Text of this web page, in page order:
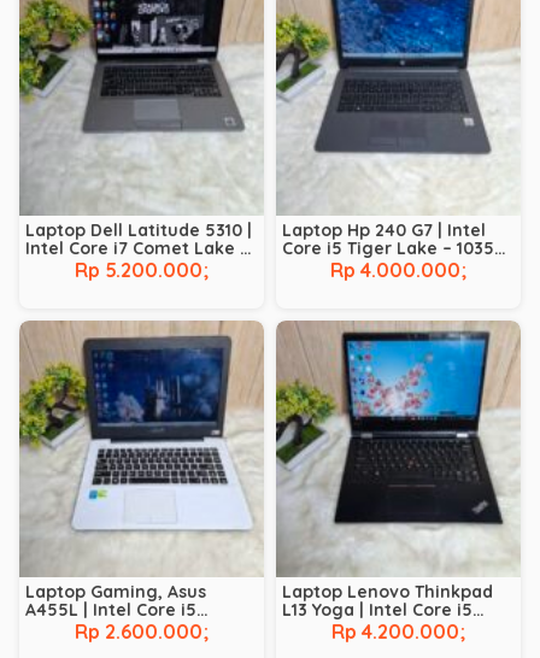
Laptop Dell Latitude 5310 |
Intel Core i7 Comet Lake –
10610U | RAM 8 GB | SSD 256
GB | BACKLIT |
Rp 5.200.000;
Laptop Hp 240 G7 | Intel
Core i5 Tiger Lake – 1035G1
| RAM 8 GB | SSD 256 GB
Rp 4.000.000;
Laptop Gaming, Asus
A455L | Intel Core i5
Broadwell – 5200U | NVIDIA
GeForce 930M | RAM 8 GB |
Rp 2.600.000;
Laptop Lenovo Thinkpad
L13 Yoga | Intel Core i5
Comet Lake – 10210U | RAM
8 GB | SSD 256 GB |
Rp 4.200.000;